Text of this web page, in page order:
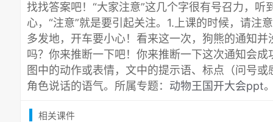
找找答案吧！“大家注意”这几个字很有号召力，听
心，“注意”就是要引起关注。1.上课的时候，请注
多发地，开车要小心！看来这一次，狗熊的通知
吗？你来推断一下吧！你来推断一下这次通知会
图中的动作或表情，文中的提示语、标点（问号
角色说话的语气。所属专题： 动物王国开大会ppt
相关课件